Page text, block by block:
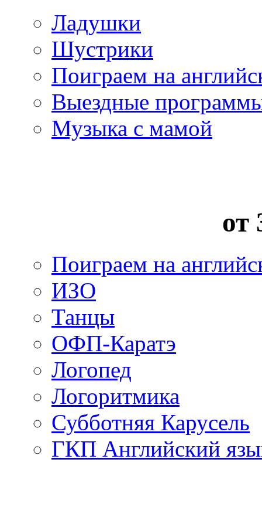
Ладушки
Шустрики
Поиграем на
Выездные
Музыка с мамой
от
Поиграем на
ИЗО
Танцы
ОФП-Каратэ
Логопед
Логоритмика
Субботняя Карусель
ГКП Английский